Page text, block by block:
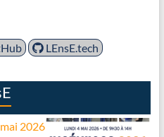
LEnsE.tech
2026